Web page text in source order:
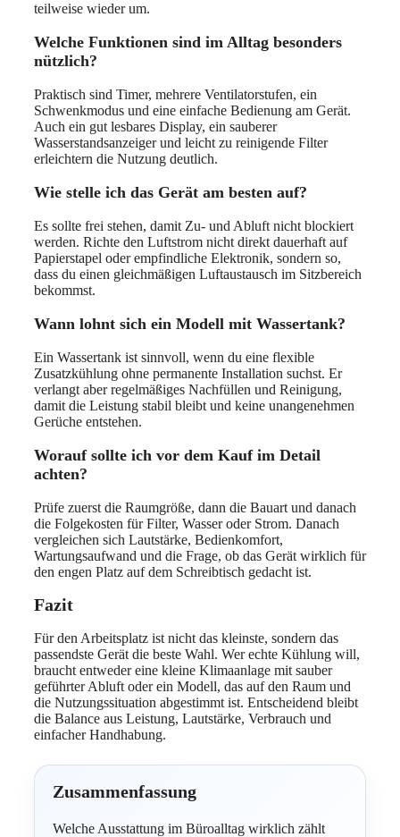
teilweise wieder um.
Welche Funktionen sind im Alltag besonders
nützlich?
Praktisch sind Timer, mehrere Ventilatorstufen, ein
Schwenkmodus und eine einfache Bedienung am Gerät.
Auch ein gut lesbares Display, ein sauberer
Wasserstandsanzeiger und leicht zu reinigende Filter
erleichtern die Nutzung deutlich.
Wie stelle ich das Gerät am besten auf?
Es sollte frei stehen, damit Zu- und Abluft nicht blockiert
werden. Richte den Luftstrom nicht direkt dauerhaft auf
Papierstapel oder empfindliche Elektronik, sondern so,
dass du einen gleichmäßigen Luftaustausch im Sitzbereich
bekommst.
Wann lohnt sich ein Modell mit Wassertank?
Ein Wassertank ist sinnvoll, wenn du eine flexible
Zusatzkühlung ohne permanente Installation suchst. Er
verlangt aber regelmäßiges Nachfüllen und Reinigung,
damit die Leistung stabil bleibt und keine unangenehmen
Gerüche entstehen.
Worauf sollte ich vor dem Kauf im Detail
achten?
Prüfe zuerst die Raumgröße, dann die Bauart und danach
die Folgekosten für Filter, Wasser oder Strom. Danach
vergleichen sich Lautstärke, Bedienkomfort,
Wartungsaufwand und die Frage, ob das Gerät wirklich für
den engen Platz auf dem Schreibtisch gedacht ist.
Fazit
Für den Arbeitsplatz ist nicht das kleinste, sondern das
passendste Gerät die beste Wahl. Wer echte Kühlung will,
braucht entweder eine kleine Klimaanlage mit sauber
geführter Abluft oder ein Modell, das auf den Raum und
die Nutzungssituation abgestimmt ist. Entscheidend bleibt
die Balance aus Leistung, Lautstärke, Verbrauch und
einfacher Handhabung.
Zusammenfassung
Welche Ausstattung im Büroalltag wirklich zählt